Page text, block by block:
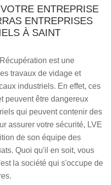
ENTREPRISE
ENTREPRISES
À SAINT
est une
travaux de vidage et
industriels. En effet, ces
peuvent être dangereux
qui peuvent contenir des
assurer votre sécurité, LVE
de son équipe des
Quoi qu'il en soit, vous
la société qui s'occupe de